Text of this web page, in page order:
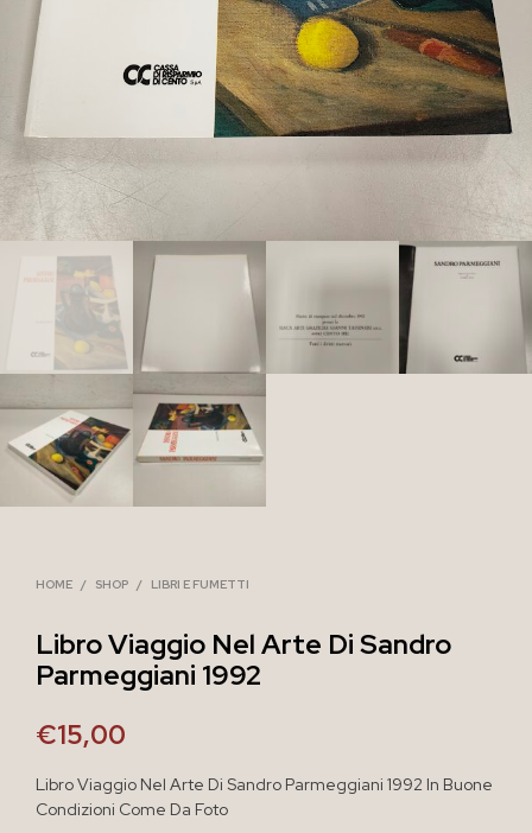
HOME / SHOP / LIBRI E FUMETTI
Libro Viaggio Nel Arte Di Sandro
Parmeggiani 1992
€15,00
Libro Viaggio Nel Arte Di Sandro Parmeggiani 1992 In Buone
Condizioni Come Da Foto